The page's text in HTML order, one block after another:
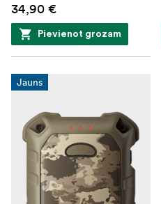
34,90 €
Pievienot grozam
Jauns